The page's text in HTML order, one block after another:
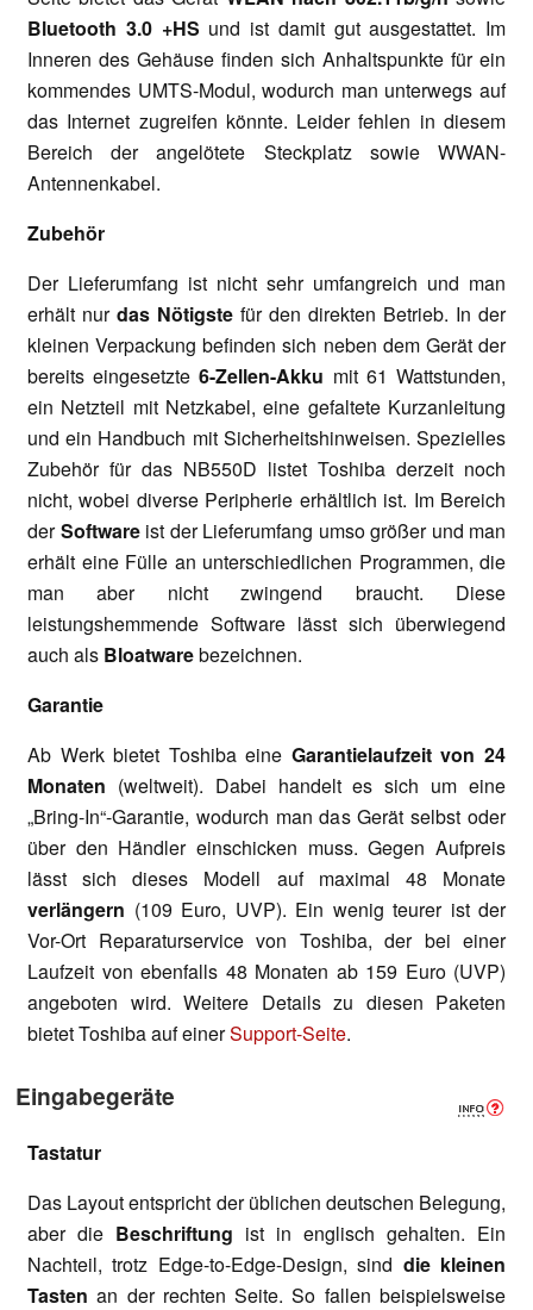
Bluetooth 3.0 +HS und ist damit gut ausgestattet. Im
Inneren des Gehäuse finden sich Anhaltspunkte für ein
kommendes UMTS-Modul, wodurch man unterwegs auf
das Internet zugreifen könnte. Leider fehlen in diesem
Bereich der angelötete Steckplatz sowie WWAN-
Antennenkabel.
Zubehör
Der Lieferumfang ist nicht sehr umfangreich und man
erhält nur das Nötigste für den direkten Betrieb. In der
kleinen Verpackung befinden sich neben dem Gerät der
bereits eingesetzte6-Zellen-Akku mit 61 Wattstunden,
ein Netzteil mit Netzkabel, eine gefaltete Kurzanleitung
und ein Handbuch mit Sicherheitshinweisen. Spezielles
Zubehör für das NB550D listet Toshiba derzeit noch
nicht, wobei diverse Peripherie erhältlich ist. Im Bereich
derSoftwareist der Lieferumfang umso größer und man
erhält eine Fülle an unterschiedlichen Programmen, die
man aber nicht zwingend braucht. Diese
leistungshemmende Software lässt sich überwiegend
auch als Bloatwarebezeichnen.
Garantie
Ab Werk bietet Toshiba eine Garantielaufzeit von 24
Monaten (weltweit). Dabei handelt es sich um eine
„Bring-In“-Garantie, wodurch man das Gerät selbst oder
über den Händler einschicken muss. Gegen Aufpreis
lässt sich dieses Modell auf maximal 48 Monate
verlängern (109 Euro, UVP). Ein wenig teurer ist der
Vor-Ort Reparaturservice von Toshiba, der bei einer
Laufzeit von ebenfalls 48 Monaten ab 159 Euro (UVP)
angeboten wird. Weitere Details zu diesen Paketen
bietet Toshiba auf einerSupport-Seite.
Eingabegeräte
Tastatur
Das Layout entspricht der üblichen deutschen Belegung,
aber die Beschriftung ist in englisch gehalten. Ein
Nachteil, trotz Edge-to-Edge-Design, sind die kleinen
Tasten an der rechten Seite. So fallen beispielsweise